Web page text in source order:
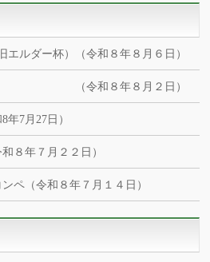
ルダー杯）（令和８年８月６日）
（令和８年８月２日）
7月27日）
８年７月２２日）
ペ（令和８年７月１４日）